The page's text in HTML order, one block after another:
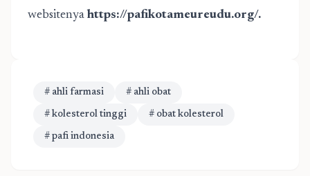
websitenya https://pafikotameureudu.org/.
# ahli farmasi # ahli obat
# kolesterol tinggi # obat kolesterol
# pafi indonesia